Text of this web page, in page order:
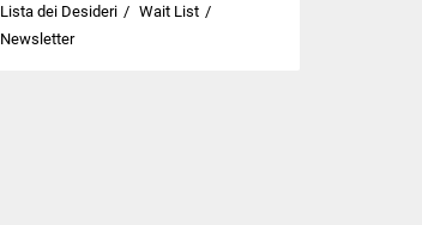
Lista dei Desideri
Wait List
Newsletter